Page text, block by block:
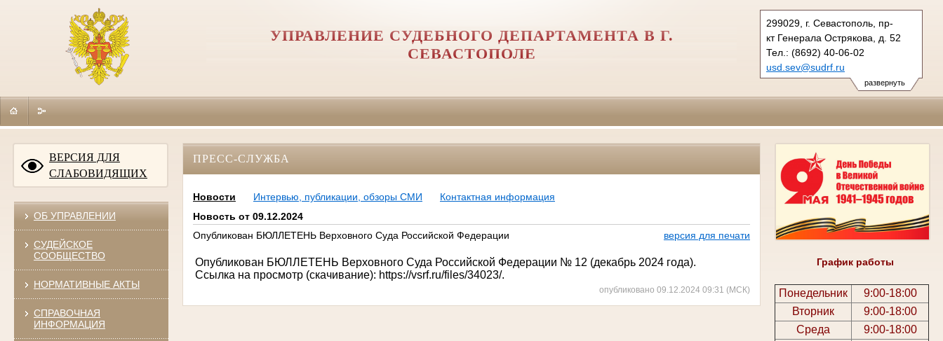
развернуть
299029, г. Севастополь, пр-
кт Генерала Острякова, д. 52
Тел.: (8692) 40-06-02
usd.sev@sudrf.ru
УПРАВЛЕНИЕ СУДЕБНОГО ДЕПАРТАМЕНТА В Г.
СЕВАСТОПОЛЕ
ВЕРСИЯ ДЛЯ
СЛАБОВИДЯЩИХ
ОБ УПРАВЛЕНИИ
СУДЕЙСКОЕ
СООБЩЕСТВО
НОРМАТИВНЫЕ АКТЫ
СПРАВОЧНАЯ
ИНФОРМАЦИЯ
График работы
Понедельник
9:00-18:00
Вторник
9:00-18:00
Среда
9:00-18:00
ПРЕСС-СЛУЖБА
Новости Интервью, публикации, обзоры СМИ
Контактная информация
Новость от 09.12.2024
Опубликован БЮЛЛЕТЕНЬ Верховного Суда Российской Федерации
версия для печати
Опубликован БЮЛЛЕТЕНЬ Верховного Суда Российской Федерации № 12 (декабрь 2024 года).
Ссылка на просмотр (скачивание): https://vsrf.ru/files/34023/.
опубликовано 09.12.2024 09:31 (МСК)